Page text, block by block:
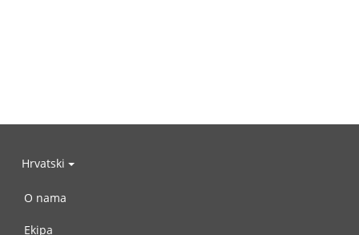
Hrvatski
O nama
Ekipa